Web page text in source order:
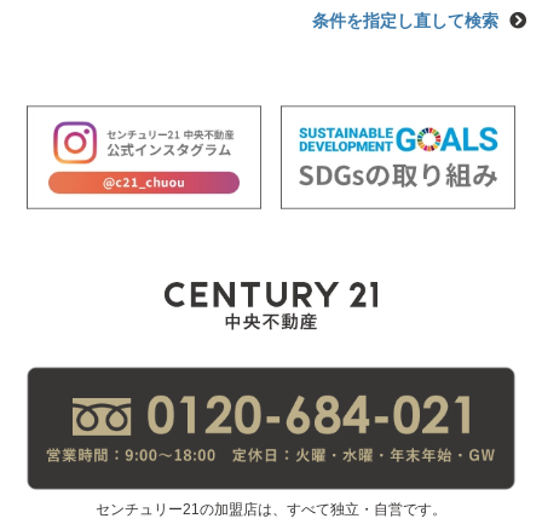
条件を指定し直して検索
センチュリー21の加盟店は、すべて独立・自営です。